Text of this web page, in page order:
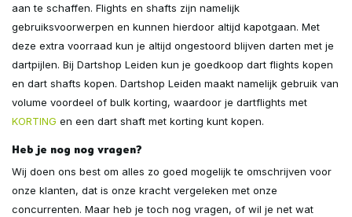
aan te schaffen. Flights en shafts zijn namelijk
gebruiksvoorwerpen en kunnen hierdoor altijd kapotgaan. Met
deze extra voorraad kun je altijd ongestoord blijven darten met je
dartpijlen. Bij Dartshop Leiden kun je goedkoop dart flights kopen
en dart shafts kopen. Dartshop Leiden maakt namelijk gebruik van
volume voordeel of bulk korting, waardoor je dartflights met
KORTING en een dart shaft met korting kunt kopen.
Heb je nog nog vragen?
Wij doen ons best om alles zo goed mogelijk te omschrijven voor
onze klanten, dat is onze kracht vergeleken met onze
concurrenten. Maar heb je toch nog vragen, of wil je net wat